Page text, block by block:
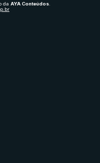
da AYA Conteúdos